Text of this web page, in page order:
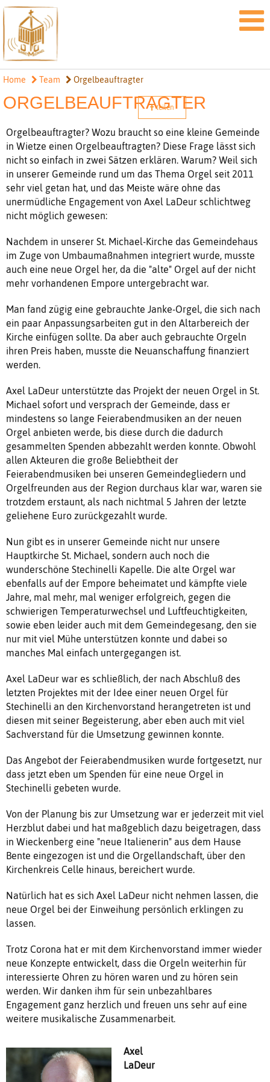
Home Team Orgelbeauftragter
ORGELBEAUFTRAGTER
teilen
Orgelbeauftragter? Wozu braucht so eine kleine Gemeinde
in Wietze einen Orgelbeauftragten? Diese Frage lässt sich
nicht so einfach in zwei Sätzen erklären. Warum? Weil sich
in unserer Gemeinde rund um das Thema Orgel seit 2011
sehr viel getan hat, und das Meiste wäre ohne das
unermüdliche Engagement von Axel LaDeur schlichtweg
nicht möglich gewesen:
Nachdem in unserer St. Michael-Kirche das Gemeindehaus
im Zuge von Umbaumaßnahmen integriert wurde, musste
auch eine neue Orgel her, da die "alte" Orgel auf der nicht
mehr vorhandenen Empore untergebracht war.
Man fand zügig eine gebrauchte Janke-Orgel, die sich nach
ein paar Anpassungsarbeiten gut in den Altarbereich der
Kirche einfügen sollte. Da aber auch gebrauchte Orgeln
ihren Preis haben, musste die Neuanschaffung finanziert
werden.
Axel LaDeur unterstützte das Projekt der neuen Orgel in St.
Michael sofort und versprach der Gemeinde, dass er
mindestens so lange Feierabendmusiken an der neuen
Orgel anbieten werde, bis diese durch die dadurch
gesammelten Spenden abbezahlt werden konnte. Obwohl
allen Akteuren die große Beliebtheit der
Feierabendmusiken bei unseren Gemeindegliedern und
Orgelfreunden aus der Region durchaus klar war, waren sie
trotzdem erstaunt, als nach nichtmal 5 Jahren der letzte
geliehene Euro zurückgezahlt wurde.
Nun gibt es in unserer Gemeinde nicht nur unsere
Hauptkirche St. Michael, sondern auch noch die
wunderschöne Stechinelli Kapelle. Die alte Orgel war
ebenfalls auf der Empore beheimatet und kämpfte viele
Jahre, mal mehr, mal weniger erfolgreich, gegen die
schwierigen Temperaturwechsel und Luftfeuchtigkeiten,
sowie eben leider auch mit dem Gemeindegesang, den sie
nur mit viel Mühe unterstützen konnte und dabei so
manches Mal einfach untergegangen ist.
Axel LaDeur war es schließlich, der nach Abschluß des
letzten Projektes mit der Idee einer neuen Orgel für
Stechinelli an den Kirchenvorstand herangetreten ist und
diesen mit seiner Begeisterung, aber eben auch mit viel
Sachverstand für die Umsetzung gewinnen konnte.
Das Angebot der Feierabendmusiken wurde fortgesetzt, nur
dass jetzt eben um Spenden für eine neue Orgel in
Stechinelli gebeten wurde.
Von der Planung bis zur Umsetzung war er jederzeit mit viel
Herzblut dabei und hat maßgeblich dazu beigetragen, dass
in Wieckenberg eine "neue Italienerin" aus dem Hause
Bente eingezogen ist und die Orgellandschaft, über den
Kirchenkreis Celle hinaus, bereichert wurde.
Natürlich hat es sich Axel LaDeur nicht nehmen lassen, die
neue Orgel bei der Einweihung persönlich erklingen zu
lassen.
Trotz Corona hat er mit dem Kirchenvorstand immer wieder
neue Konzepte entwickelt, dass die Orgeln weiterhin für
interessierte Ohren zu hören waren und zu hören sein
werden. Wir danken ihm für sein unbezahlbares
Engagement ganz herzlich und freuen uns sehr auf eine
weitere musikalische Zusammenarbeit.
Axel
LaDeur